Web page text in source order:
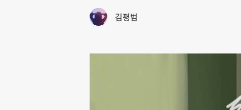
김평범